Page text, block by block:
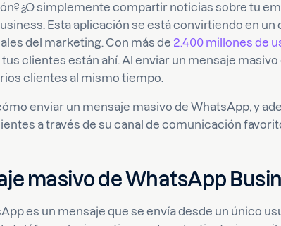
¿O simplemente compartir noticias sobre tu
Esta aplicación se está convirtiendo en un
del marketing. Con más de 2.400 millones de
tus clientes están ahí. Al enviar un mensaje masivo
clientes al mismo tiempo.
enviar un mensaje masivo de WhatsApp, y
a través de su canal de comunicación
masivo de WhatsApp
es un mensaje que se envía desde un único